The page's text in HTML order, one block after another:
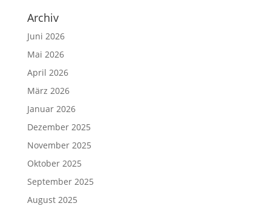
Archiv
Juni 2026
Mai 2026
April 2026
März 2026
Januar 2026
Dezember 2025
November 2025
Oktober 2025
September 2025
August 2025